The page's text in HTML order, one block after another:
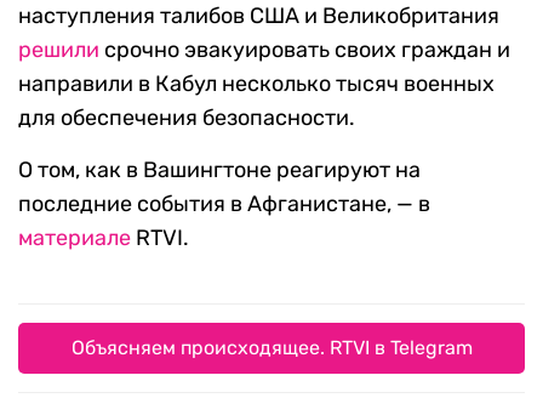
наступления талибов США и Великобритания
решили срочно эвакуировать своих граждан и
направили в Кабул несколько тысяч военных
для обеспечения безопасности.
О том, как в Вашингтоне реагируют на
последние события в Афганистане, — в
материале RTVI.
Объясняем происходящее. RTVI в Telegram